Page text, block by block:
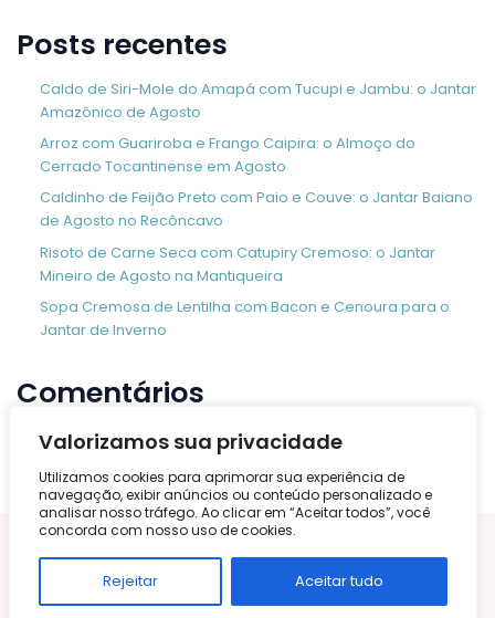
Valorizamos sua privacidade
Utilizamos cookies para aprimorar sua experiência de
navegação, exibir anúncios ou conteúdo personalizado e
analisar nosso tráfego. Ao clicar em “Aceitar todos”, você
concorda com nosso uso de cookies.
Rejeitar Aceitar tudo
Posts recentes
Caldo de Siri-Mole do Amapá com Tucupi e Jambu: o Jantar
Amazônico de Agosto
Arroz com Guariroba e Frango Caipira: o Almoço do
Cerrado Tocantinense em Agosto
Caldinho de Feijão Preto com Paio e Couve: o Jantar Baiano
de Agosto no Recôncavo
Risoto de Carne Seca com Catupiry Cremoso: o Jantar
Mineiro de Agosto na Mantiqueira
Sopa Cremosa de Lentilha com Bacon e Cenoura para o
Jantar de Inverno
Comentários
Nenhum comentário para mostrar.